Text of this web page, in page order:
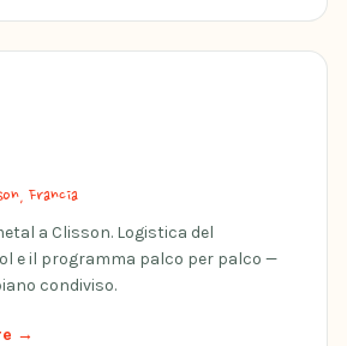
Francia
a Clisson. Logistica del
e il programma palco per palco —
condiviso.
→